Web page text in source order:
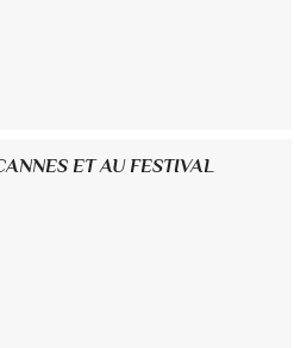
ET AU FESTIVAL